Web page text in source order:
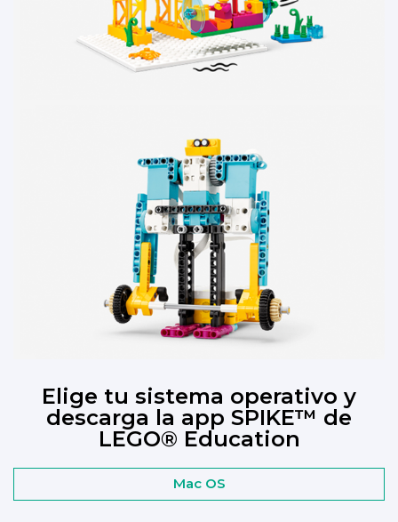
Elige tu sistema operativo y
descarga la app SPIKE™ de
LEGO® Education
Mac OS